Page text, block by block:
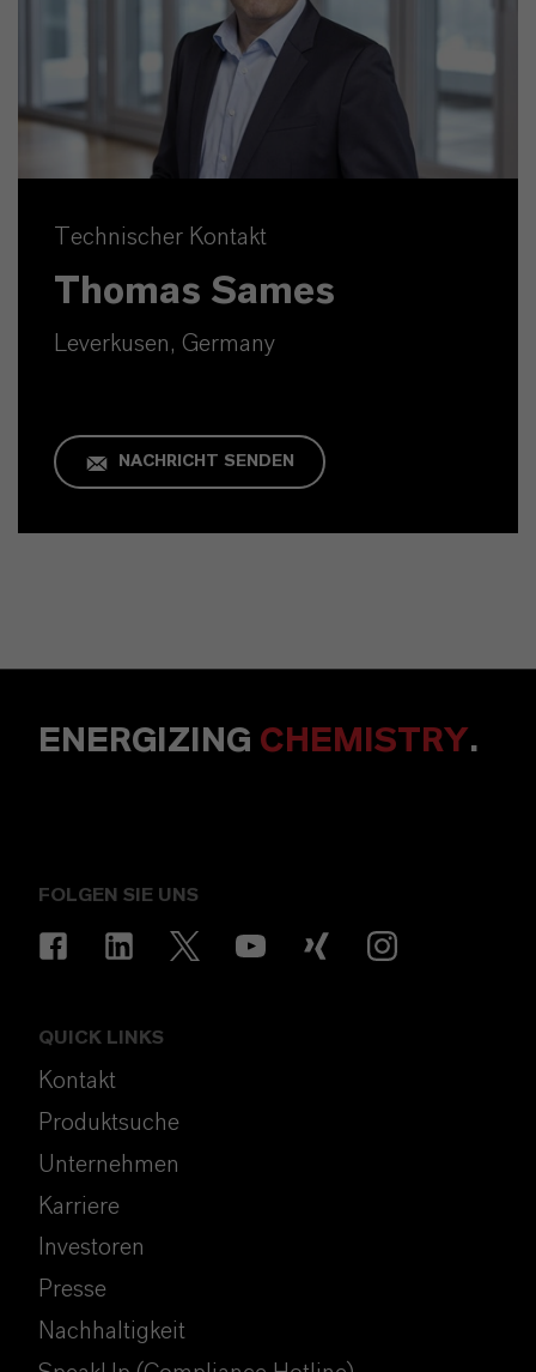
Technischer Kontakt
Thomas Sames
Leverkusen, Germany
NACHRICHT SENDEN
ENERGIZING CHEMISTRY.
FOLGEN SIE UNS
QUICK LINKS
Kontakt
Produktsuche
Unternehmen
Karriere
Investoren
Presse
Nachhaltigkeit